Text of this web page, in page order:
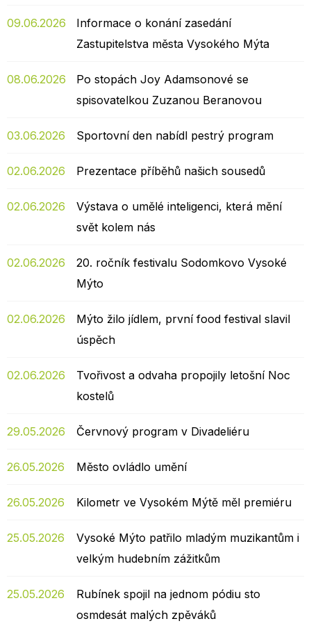
09.06.2026
Informace o konání zasedání
Zastupitelstva města Vysokého Mýta
08.06.2026
Po stopách Joy Adamsonové se
spisovatelkou Zuzanou Beranovou
03.06.2026 Sportovní den nabídl pestrý program
02.06.2026 Prezentace příběhů našich sousedů
02.06.2026
Výstava o umělé inteligenci, která mění
svět kolem nás
02.06.2026
20. ročník festivalu Sodomkovo Vysoké
Mýto
02.06.2026
Mýto žilo jídlem, první food festival slavil
úspěch
02.06.2026
Tvořivost a odvaha propojily letošní Noc
kostelů
29.05.2026 Červnový program v Divadeliéru
26.05.2026 Město ovládlo umění
26.05.2026 Kilometr ve Vysokém Mýtě měl premiéru
25.05.2026
Vysoké Mýto patřilo mladým muzikantům i
velkým hudebním zážitkům
25.05.2026
Rubínek spojil na jednom pódiu sto
osmdesát malých zpěváků